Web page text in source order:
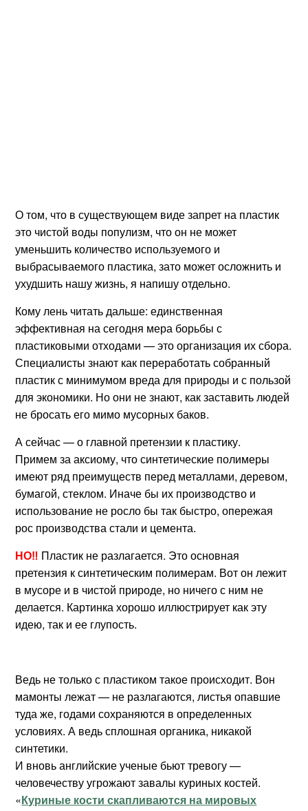
О том, что в существующем виде запрет на пластик
это чистой воды популизм, что он не может
уменьшить количество используемого и
выбрасываемого пластика, зато может осложнить и
ухудшить нашу жизнь, я напишу отдельно.
Кому лень читать дальше: единственная
эффективная на сегодня мера борьбы с
пластиковыми отходами — это организация их сбора.
Специалисты знают как переработать собранный
пластик с минимумом вреда для природы и с пользой
для экономики. Но они не знают, как заставить людей
не бросать его мимо мусорных баков.
А сейчас — о главной претензии к пластику.
Примем за аксиому, что синтетические полимеры
имеют ряд преимуществ перед металлами, деревом,
бумагой, стеклом. Иначе бы их производство и
использование не росло бы так быстро, опережая
рос производства стали и цемента.
НО‼️ Пластик не разлагается. Это основная
претензия к синтетическим полимерам. Вот он лежит
в мусоре и в чистой природе, но ничего с ним не
делается. Картинка хорошо иллюстрирует как эту
идею, так и ее глупость.
Ведь не только с пластиком такое происходит. Вон
мамонты лежат — не разлагаются, листья опавшие
туда же, годами сохраняются в определенных
условиях. А ведь сплошная органика, никакой
синтетики.
И вновь английские ученые бьют тревогу —
человечеству угрожают завалы куриных костей.
«Куриные кости скапливаются на мировых